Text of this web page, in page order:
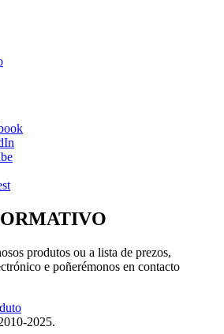
produtos ou a lista de prezos,
e poñerémonos en contacto
2025.